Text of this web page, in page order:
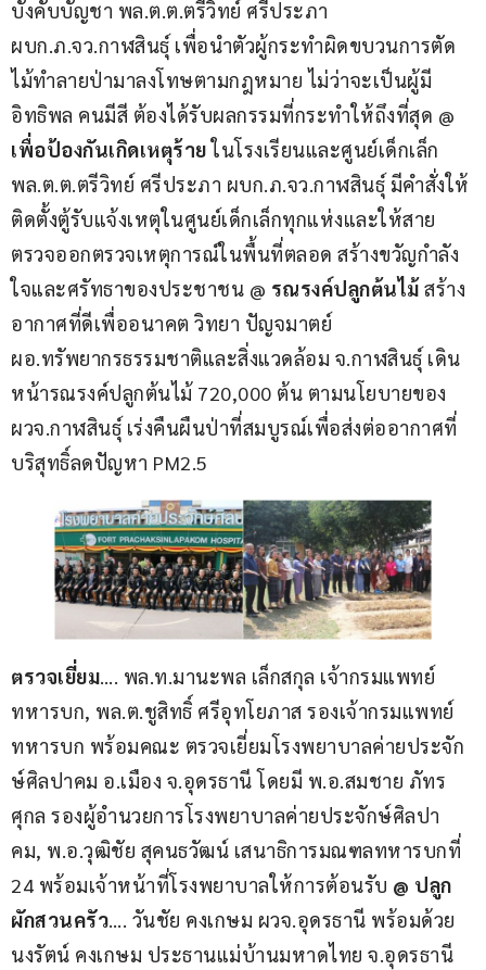
บังคับบัญชา พล.ต.ต.ตรีวิทย์ ศรีประภา
ผบก.ภ.จว.กาฬสินธุ์ เพื่อนำตัวผู้กระทำผิดขบวนการตัด
ไม้ทำลายป่ามาลงโทษตามกฎหมาย ไม่ว่าจะเป็นผู้มี
อิทธิพล คนมีสี ต้องได้รับผลกรรมที่กระทำให้ถึงที่สุด @
เพื่อป้องกันเกิดเหตุร้าย ในโรงเรียนและศูนย์เด็กเล็ก
พล.ต.ต.ตรีวิทย์ ศรีประภา ผบก.ภ.จว.กาฬสินธุ์ มีคำสั่งให้
ติดตั้งตู้รับแจ้งเหตุในศูนย์เด็กเล็กทุกแห่งและให้สาย
ตรวจออกตรวจเหตุการณ์ในพื้นที่ตลอด สร้างขวัญกำลัง
ใจและศรัทธาของประชาชน @ รณรงค์ปลูกต้นไม้ สร้าง
อากาศที่ดีเพื่ออนาคต วิทยา ปัญจมาตย์
ผอ.ทรัพยากรธรรมชาติและสิ่งแวดล้อม จ.กาฬสินธุ์ เดิน
หน้ารณรงค์ปลูกต้นไม้ 720,000 ต้น ตามนโยบายของ
ผวจ.กาฬสินธุ์ เร่งคืนผืนป่าที่สมบูรณ์เพื่อส่งต่ออากาศที่
บริสุทธิ์ลดปัญหา PM2.5
ตรวจเยี่ยม…. พล.ท.มานะพล เล็กสกุล เจ้ากรมแพทย์
ทหารบก, พล.ต.ชูสิทธิ์ ศรีอุทโยภาส รองเจ้ากรมแพทย์
ทหารบก พร้อมคณะ ตรวจเยี่ยมโรงพยาบาลค่ายประจัก
ษ์ศิลปาคม อ.เมือง จ.อุดรธานี โดยมี พ.อ.สมชาย ภัทร
ศุกล รองผู้อำนวยการโรงพยาบาลค่ายประจักษ์ศิลปา
คม, พ.อ.วุฒิชัย สุคนธวัฒน์ เสนาธิการมณฑลทหารบกที่
24 พร้อมเจ้าหน้าที่โรงพยาบาลให้การต้อนรับ @ ปลูก
ผักสวนครัว…. วันชัย คงเกษม ผวจ.อุดรธานี พร้อมด้วย
นงรัตน์ คงเกษม ประธานแม่บ้านมหาดไทย จ.อุดรธานี